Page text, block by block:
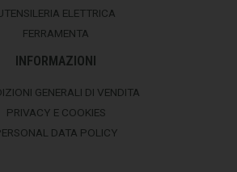
ELETTRICA
FERRAMENTA
INFORMAZIONI
GENERALI DI VENDITA
PRIVACY E COOKIES
DATA POLICY